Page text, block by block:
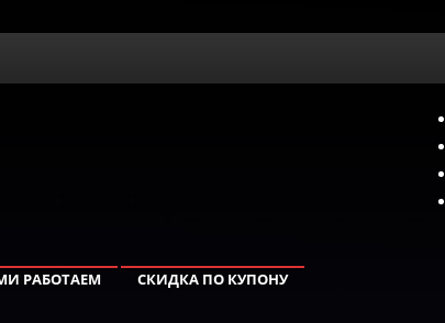
РАБОТАЕМ СКИДКА ПО КУПОНУ